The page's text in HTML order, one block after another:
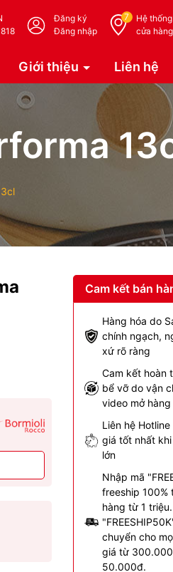
Đăng ký
Đăng nhập
7
Hệ thống
cửa hàng
Giới thiệu Liên hệ
Cam kết bán
Hàng hóa do
chính ngạch,
xứ rõ ràng
Cam kết hoàn
bể vỡ do vận
video mở hàng
Liên hệ
giá tốt nhất
lớn
Nhập mã
freeship 100%
hàng từ 1
chuyển cho
giá từ
50.000đ.